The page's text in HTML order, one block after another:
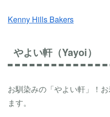
Kenny Hills Bakers
やよい軒（Yayoi）
お馴染みの「やよい軒」！
ます。